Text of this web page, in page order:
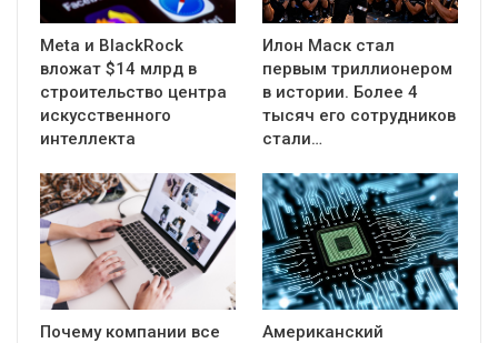
Meta и BlackRock
вложат $14 млрд в
строительство центра
искусственного
интеллекта
Илон Маск стал
первым триллионером
в истории. Более 4
тысяч его сотрудников
стали…
Почему компании все
Американский